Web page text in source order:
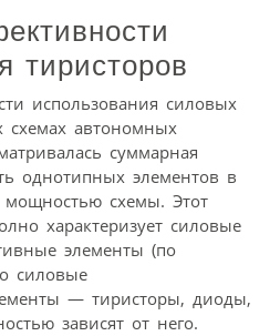
тиристоров
использования силовых
схемах автономных
суммарная
однотипных элементов в
схемы. Этот
характеризует силовые
элементы (по
силовые
— тиристоры, диоды,
зависят от него.